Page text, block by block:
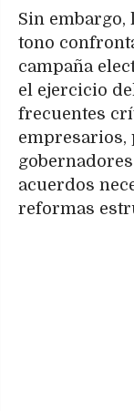
Sin embargo,
tono
campaña
el ejercicio
frecuentes
empresarios,
acuerdos
reformas